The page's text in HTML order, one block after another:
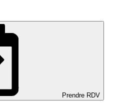
Prendre RDV